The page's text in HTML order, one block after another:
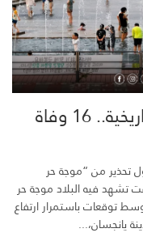
كوريا الجنوبية تواجه موجة حر تاريخية.. 16 وفاة
تحذير من “موجة حر
تشهد فيه البلاد موجة حر
حتى الآن، وسط توقعات باستمرار ارتفاع
يانجسان،...